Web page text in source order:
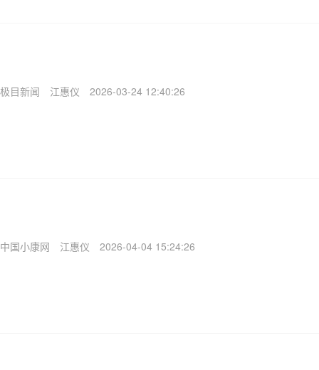
极目新闻 江惠仪 2026-03-24 12:40:26
中国小康网 江惠仪 2026-04-04 15:24:26